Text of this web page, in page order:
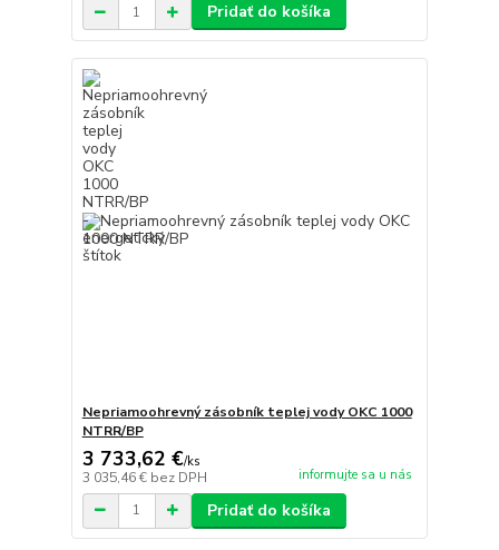
Pridať do košíka
Nepriamoohrevný zásobník teplej vody OKC 1000
NTRR/BP
3 733,62 €/ks
3 035,46 € bez DPH informujte sa u nás
Pridať do košíka